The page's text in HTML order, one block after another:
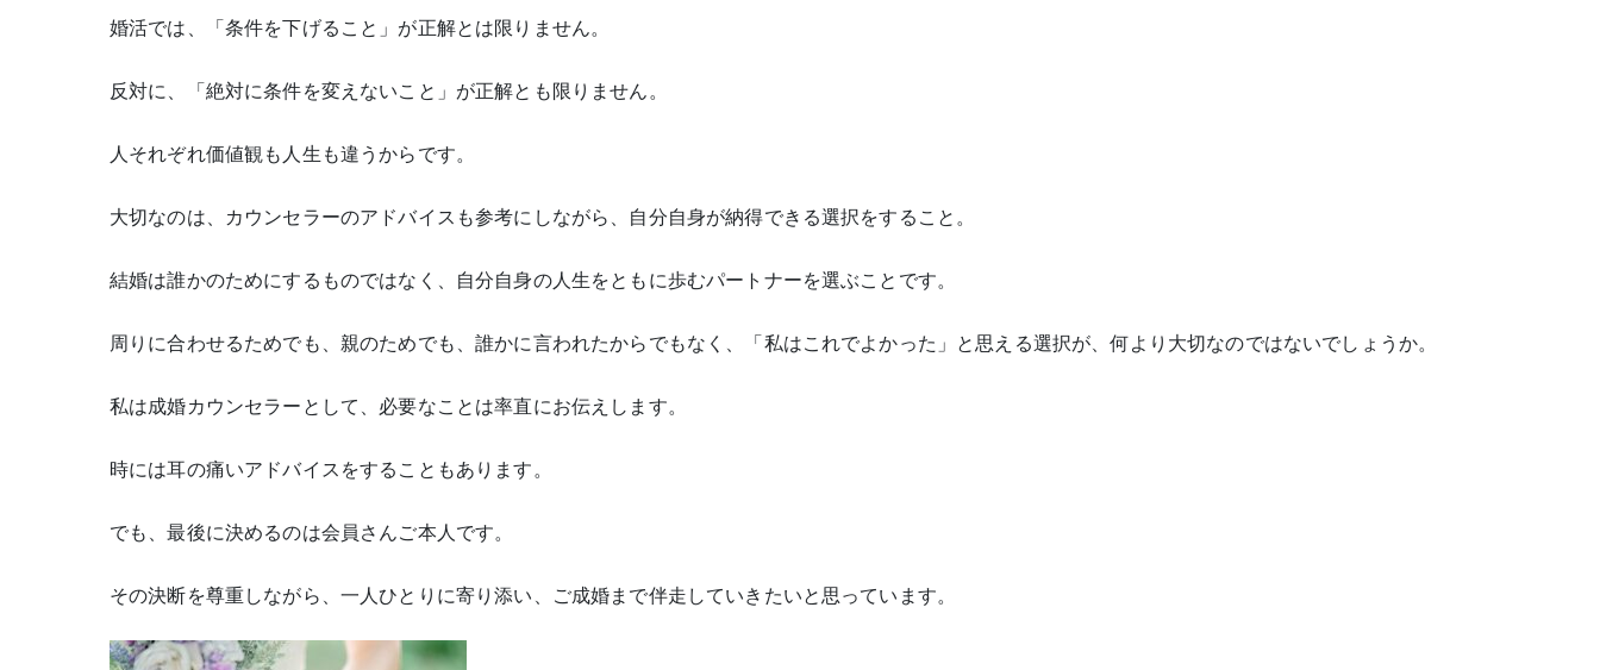
婚活では、「条件を下げること」が正解とは限りません。
反対に、「絶対に条件を変えないこと」が正解とも限りません。
人それぞれ価値観も人生も違うからです。
大切なのは、カウンセラーのアドバイスも参考にしながら、自分自身が納得できる選択をすること。
結婚は誰かのためにするものではなく、自分自身の人生をともに歩むパートナーを選ぶことです。
周りに合わせるためでも、親のためでも、誰かに言われたからでもなく、「私はこれでよかった」と思える選択が、何より大切なのではないでしょうか。
私は成婚カウンセラーとして、必要なことは率直にお伝えします。
時には耳の痛いアドバイスをすることもあります。
でも、最後に決めるのは会員さんご本人です。
その決断を尊重しながら、一人ひとりに寄り添い、ご成婚まで伴走していきたいと思っています。